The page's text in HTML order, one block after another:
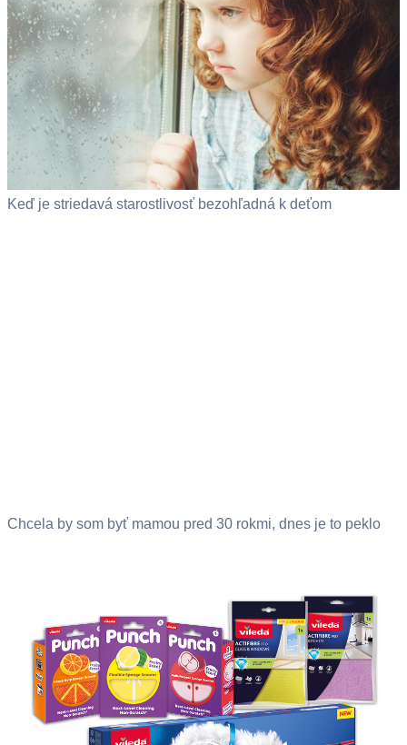
Keď je striedavá starostlivosť bezohľadná k deťom
Chcela by som byť mamou pred 30 rokmi, dnes je to peklo